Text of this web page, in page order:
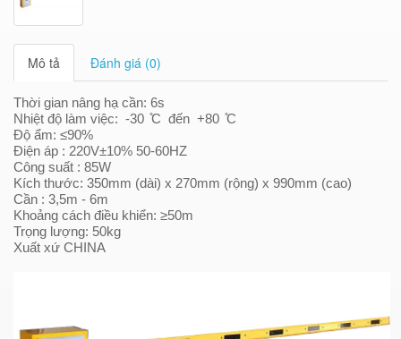
Mô tả Đánh giá (0)
Thời gian nâng hạ cần: 6s
Nhiệt độ làm việc: -30 ̊C đến +80 ̊C
Độ ẩm: ≤90%
Điện áp : 220V±10% 50-60HZ
Công suất : 85W
Kích thước: 350mm (dài) x 270mm (rộng) x 990mm (cao)
Cần : 3,5m - 6m
Khoảng cách điều khiển: ≥50m
Trọng lượng: 50kg
Xuất xứ CHINA